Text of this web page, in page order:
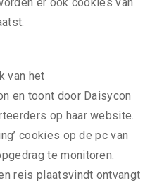
er ook cookies van
van het
en toont door Daisycon
op haar website.
cookies op de pc van
te monitoren.
reis plaatsvindt ontvangt